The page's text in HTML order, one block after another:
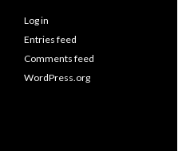
Log in
Entries feed
Comments feed
WordPress.org